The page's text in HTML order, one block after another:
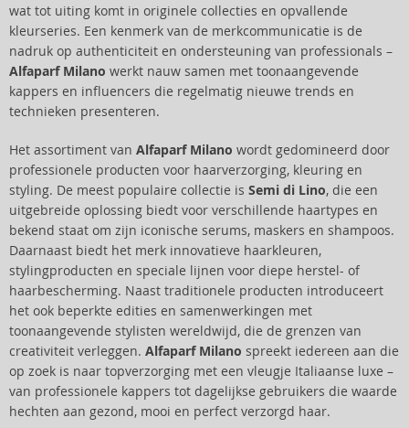
wat tot uiting komt in originele collecties en opvallende
kleurseries. Een kenmerk van de merkcommunicatie is de
nadruk op authenticiteit en ondersteuning van professionals –
Alfaparf Milano werkt nauw samen met toonaangevende
kappers en influencers die regelmatig nieuwe trends en
technieken presenteren.
Het assortiment van Alfaparf Milano wordt gedomineerd door
professionele producten voor haarverzorging, kleuring en
styling. De meest populaire collectie is Semi di Lino, die een
uitgebreide oplossing biedt voor verschillende haartypes en
bekend staat om zijn iconische serums, maskers en shampoos.
Daarnaast biedt het merk innovatieve haarkleuren,
stylingproducten en speciale lijnen voor diepe herstel- of
haarbescherming. Naast traditionele producten introduceert
het ook beperkte edities en samenwerkingen met
toonaangevende stylisten wereldwijd, die de grenzen van
creativiteit verleggen. Alfaparf Milano spreekt iedereen aan die
op zoek is naar topverzorging met een vleugje Italiaanse luxe –
van professionele kappers tot dagelijkse gebruikers die waarde
hechten aan gezond, mooi en perfect verzorgd haar.